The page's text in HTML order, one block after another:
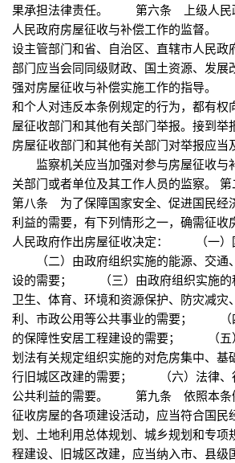
果承担法律责任。 第六条 上级人民
人民政府房屋征收与补偿工作的监督
设主管部门和省、自治区、直辖市人民政
部门应当会同同级财政、国土资源、发展
强对房屋征收与补偿实施工作的指导
和个人对违反本条例规定的行为，都有权
屋征收部门和其他有关部门举报。接到举
房屋征收部门和其他有关部门对举报应当
监察机关应当加强对参与房屋征收与
关部门或者单位及其工作人员的监察
第八条 为了保障国家安全、促进国民经
利益的需要，有下列情形之一，确需征收
人民政府作出房屋征收决定： （一）
（二）由政府组织实施的能源、交通
设的需要； （三）由政府组织实施的
卫生、体育、环境和资源保护、防灾减灾
利、市政公用等公共事业的需要； （
的保障性安居工程建设的需要； （五
划法有关规定组织实施的对危房集中、基
行旧城区改建的需要； （六）法律、
公共利益的需要。 第九条 依照本条
征收房屋的各项建设活动，应当符合国民
划、土地利用总体规划、城乡规划和专项
程建设、旧城区改建，应当纳入市、县级